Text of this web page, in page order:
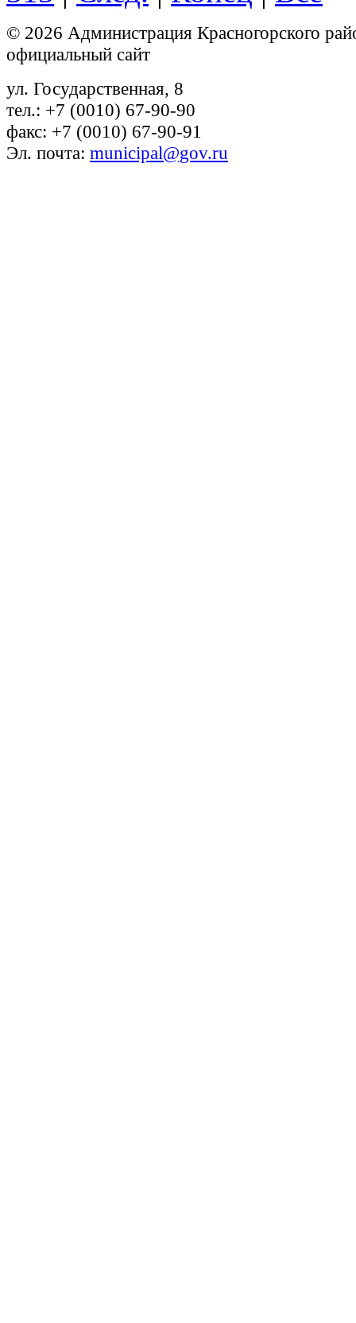
© 2026 Администрация Красногорского
официальный сайт
ул. Государственная, 8
тел.: +7 (0010) 67-90-90
факс: +7 (0010) 67-90-91
Эл. почта: municipal@gov.ru